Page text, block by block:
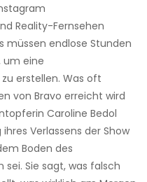
Reality-Fernsehen
müssen endlose Stunden
um eine
erstellen. Was oft
von Bravo erreicht wird
Caroline Bedol
Verlassens der Show
Boden des
Sie sagt, was falsch